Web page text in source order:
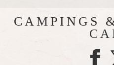
CAMPINGS